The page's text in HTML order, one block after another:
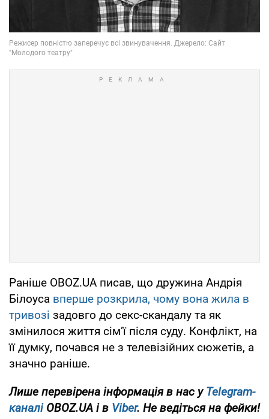
Раніше OBOZ.UA писав, що дружина Андрія
Білоуса вперше розкрила, чому вона жила в
тривозі задовго до секс-скандалу та як
змінилося життя сімʼї після суду. Конфлікт, на
її думку, почався не з телевізійних сюжетів, а
значно раніше.
Лише перевірена інформація в нас уTelegram-
каналіOBOZ.UA і в Viber. Не ведіться на фейки!